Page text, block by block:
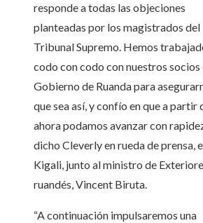
responde a todas las objeciones
planteadas por los magistrados del
Tribunal Supremo. Hemos
codo con codo con nuestros socios
Gobierno de Ruanda para
que sea así, y confío en que a partir
ahora podamos avanzar con
dicho Cleverly en rueda de prensa,
Kigali, junto al ministro de
ruandés, Vincent Biruta.
“A continuación impulsaremos una